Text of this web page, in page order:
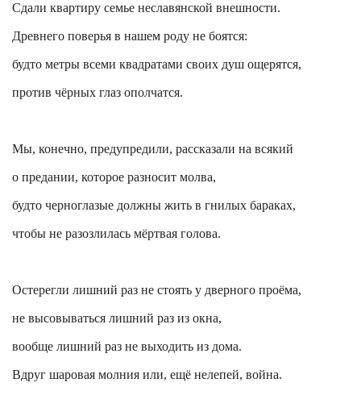
Сдали квартиру семье неславянской внешности.
Древнего поверья в нашем роду не боятся:
будто метры всеми квадратами своих душ ощерятся,
против чёрных глаз ополчатся.
Мы, конечно, предупредили, рассказали на всякий
о предании, которое разносит молва,
будто черноглазые должны жить в гнилых бараках,
чтобы не разозлилась мёртвая голова.
Остерегли лишний раз не стоять у дверного проёма,
не высовываться лишний раз из окна,
вообще лишний раз не выходить из дома.
Вдруг шаровая молния или, ещё нелепей, война.